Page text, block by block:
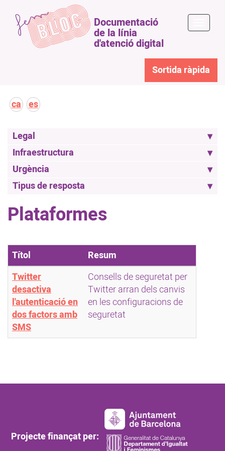
Documentació
de la línia
d'atenció digital
Sortida ràpida
ca es
Legal
Infraestructura
Urgència
Tipus de resposta
Plataformes
Títol
Resum
Twitter
desactiva
l'autenticació en
dos factors amb
SMS
Consells de seguretat per
Twitter arran dels canvis
en les configuracions de
seguretat
Projecte finançat per: